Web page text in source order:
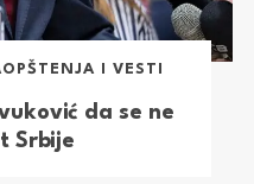
I VESTI
da se ne
Srbije